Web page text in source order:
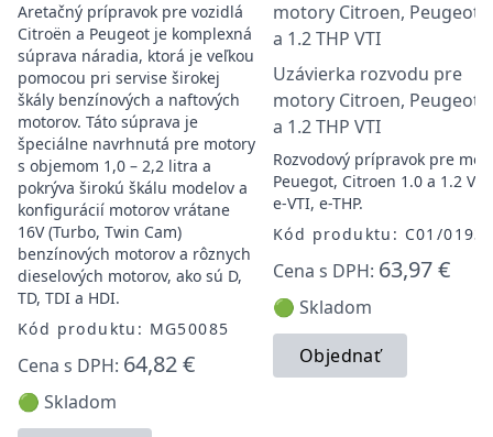
Aretačný prípravok pre vozidlá
Citroën a Peugeot je komplexná
súprava náradia, ktorá je veľkou
pomocou pri servise širokej
škály benzínových a naftových
motorov. Táto súprava je
špeciálne navrhnutá pre motory
s objemom 1,0 – 2,2 litra a
pokrýva širokú škálu modelov a
konfigurácií motorov vrátane
16V (Turbo, Twin Cam)
benzínových motorov a rôznych
dieselových motorov, ako sú D,
TD, TDI a HDI.
Kód produktu: MG50085
Cena s DPH: 64,82 €
🟢 Skladom
Uzávierka rozvodu pre
motory Citroen, Peugeot
a 1.2 THP VTI
Rozvodový prípravok pre
Peuegot, Citroen 1.0 a 1.2 VTI,
e-VTI, e-THP.
Kód produktu: C01/0193
Cena s DPH: 63,97 €
🟢 Skladom
Objednať